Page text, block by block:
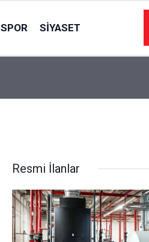
SPOR SIYASET
Resmi İlanlar